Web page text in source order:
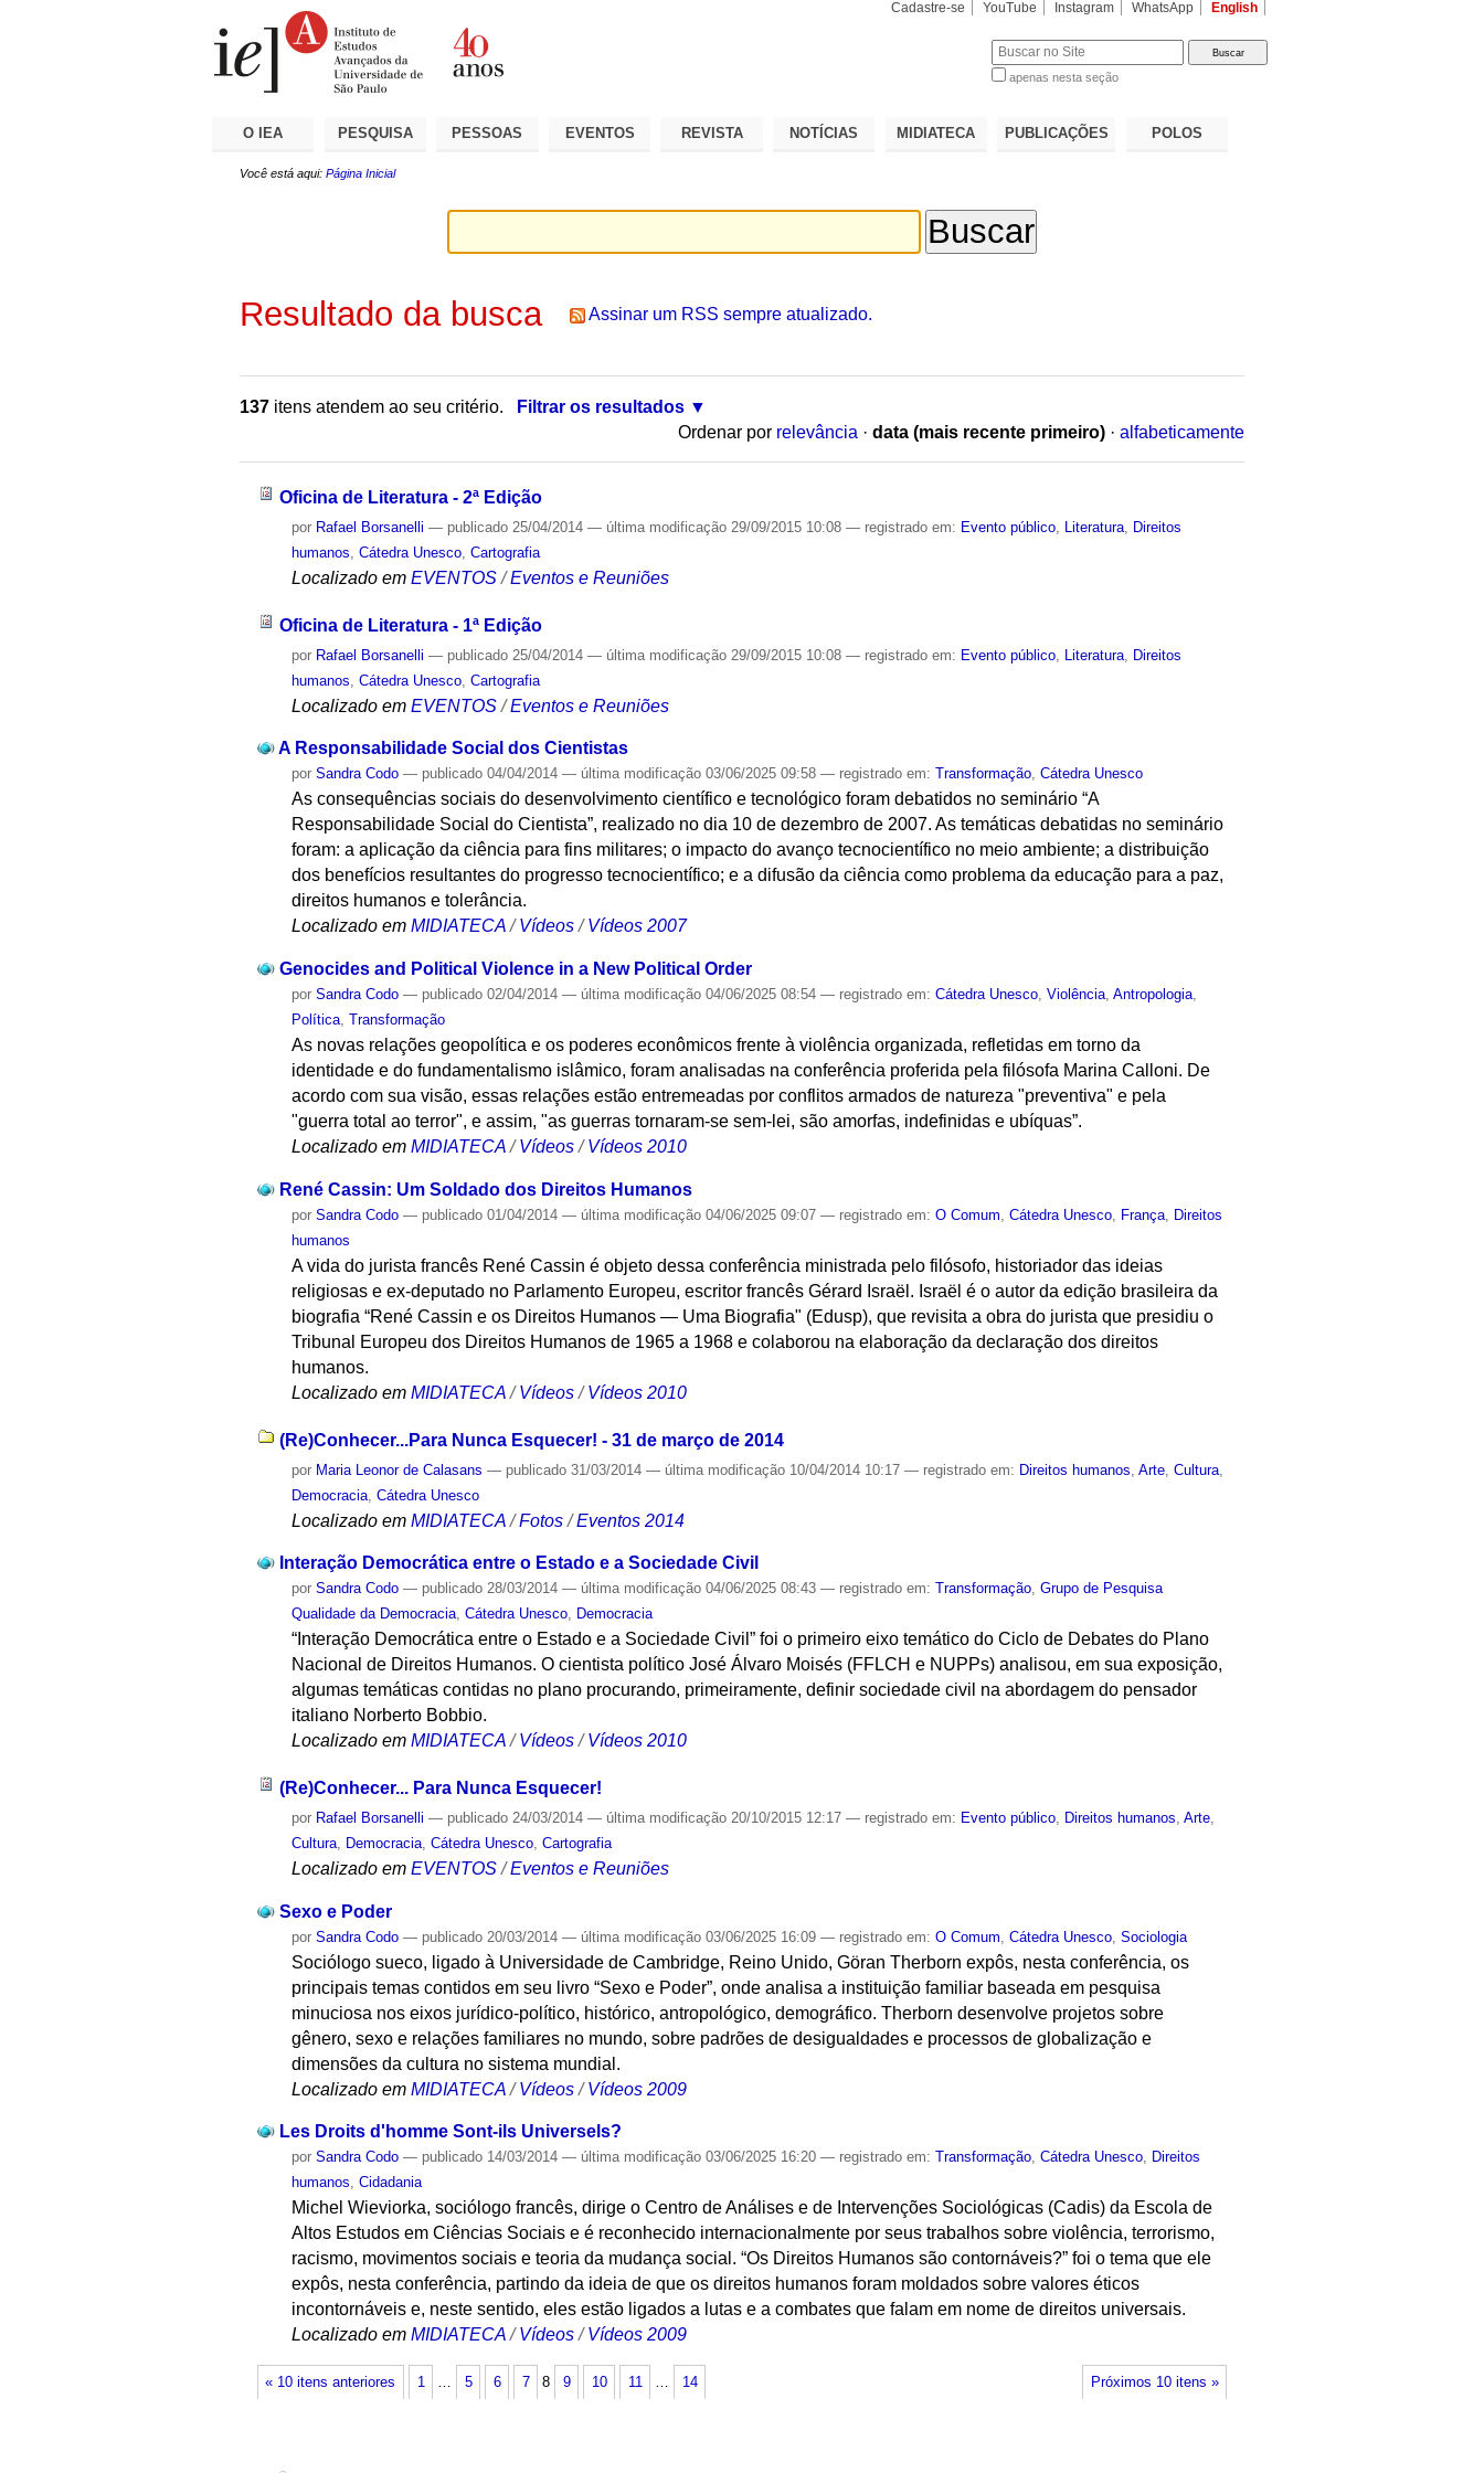
Cadastre-se YouTube Instagram WhatsApp English
apenas nesta seção
O IEA PESQUISA PESSOAS EVENTOS REVISTA NOTÍCIAS MIDIATECA PUBLICAÇÕES POLOS
Você está aqui: Página Inicial
Resultado da busca Assinar um RSS sempre atualizado.
137 itens atendem ao seu critério.
Filtrar os resultados
Ordenar por relevância · data (mais recente primeiro) · alfabeticamente
Oficina de Literatura - 2ª Edição
por Rafael Borsanelli — publicado 25/04/2014— última modificação 29/09/2015 10:08— registrado em: Evento público Literatura
Direitos
humanos ,Cátedra Unesco ,Cartografia
Localizado em EVENTOS /Eventos e Reuniões
Oficina de Literatura - 1ª Edição
por Rafael Borsanelli — publicado 25/04/2014— última modificação 29/09/2015 10:08— registrado em: Evento público Literatura Direitos
humanos ,Cátedra Unesco ,Cartografia
Localizado em EVENTOS /Eventos e Reuniões
A Responsabilidade Social dos Cientistas
porSandra Codo — publicado 04/04/2014— última modificação 03/06/2025 09:58— registrado em:Transformação,Cátedra Unesco
As consequências sociais do desenvolvimento científico e tecnológico foram debatidos no seminário “A
Responsabilidade Social do Cientista”, realizado no dia 10 de dezembro de 2007. As temáticas debatidas no seminário
foram: a aplicação da ciência para fins militares; o impacto do avanço tecnocientífico no meio ambiente; a distribuição
dos benefícios resultantes do progresso tecnocientífico; e a difusão da ciência como problema da educação para a paz,
direitos humanos e tolerância.
Localizado em MIDIATECA /Vídeos /Vídeos 2007
Genocides and Political Violence in a New Political Order
porSandra Codo — publicado 02/04/2014— última modificação 04/06/2025 08:54— registrado em:Cátedra Unesco,Violência,Antropologia,
Política,Transformação
As novas relações geopolítica e os poderes econômicos frente à violência organizada, refletidas em torno da
identidade e do fundamentalismo islâmico, foram analisadas na conferência proferida pela filósofa Marina Calloni. De
acordo com sua visão, essas relações estão entremeadas por conflitos armados de natureza "preventiva" e pela
"guerra total ao terror", e assim, "as guerras tornaram-se sem-lei, são amorfas, indefinidas e ubíquas”.
Localizado em MIDIATECA /Vídeos /Vídeos 2010
René Cassin: Um Soldado dos Direitos Humanos
porSandra Codo — publicado 01/04/2014— última modificação 04/06/2025 09:07— registrado em:O Comum ,Cátedra Unesco França
Direitos
humanos
A vida do jurista francês René Cassin é objeto dessa conferência ministrada pelo filósofo, historiador das ideias
religiosas e ex-deputado no Parlamento Europeu, escritor francês Gérard Israël. Israël é o autor da edição brasileira da
biografia “René Cassin e os Direitos Humanos — Uma Biografia" (Edusp), que revisita a obra do jurista que presidiu o
Tribunal Europeu dos Direitos Humanos de 1965 a 1968 e colaborou na elaboração da declaração dos direitos
humanos.
Localizado em MIDIATECA /Vídeos /Vídeos 2010
(Re)Conhecer...Para Nunca Esquecer! - 31 de março de 2014
por Maria Leonor de Calasans — publicado 31/03/2014— última modificação 10/04/2014 10:17— registrado em: Direitos humanos ,Arte ,Cultura
Democracia ,Cátedra Unesco
Localizado em MIDIATECA /Fotos /Eventos 2014
Interação Democrática entre o Estado e a Sociedade Civil
porSandra Codo — publicado 28/03/2014— última modificação 04/06/2025 08:43— registrado em:Transformação,Grupo de Pesquisa
Qualidade da Democracia,Cátedra Unesco, Democracia
“Interação Democrática entre o Estado e a Sociedade Civil” foi o primeiro eixo temático do Ciclo de Debates do Plano
Nacional de Direitos Humanos. O cientista político José Álvaro Moisés (FFLCH e NUPPs) analisou, em sua exposição,
algumas temáticas contidas no plano procurando, primeiramente, definir sociedade civil na abordagem do pensador
italiano Norberto Bobbio.
Localizado em MIDIATECA /Vídeos /Vídeos 2010
(Re)Conhecer... Para Nunca Esquecer!
por Rafael Borsanelli — publicado 24/03/2014— última modificação 20/10/2015 12:17— registrado em: Evento público Direitos humanos ,Arte
Cultura
Democracia ,Cátedra Unesco ,Cartografia
Localizado em EVENTOS /Eventos e Reuniões
Sexo e Poder
porSandra Codo — publicado 20/03/2014— última modificação 03/06/2025 16:09— registrado em:O Comum ,Cátedra Unesco ,Sociologia
Sociólogo sueco, ligado à Universidade de Cambridge, Reino Unido, Göran Therborn expôs, nesta conferência, os
principais temas contidos em seu livro “Sexo e Poder”, onde analisa a instituição familiar baseada em pesquisa
minuciosa nos eixos jurídico-político, histórico, antropológico, demográfico. Therborn desenvolve projetos sobre
gênero, sexo e relações familiares no mundo, sobre padrões de desigualdades e processos de globalização e
dimensões da cultura no sistema mundial.
Localizado em MIDIATECA /Vídeos /Vídeos 2009
Les Droits d'homme Sont-ils Universels?
porSandra Codo — publicado 14/03/2014— última modificação 03/06/2025 16:20— registrado em:Transformação,Cátedra Unesco, Direitos
humanos,Cidadania
Michel Wieviorka, sociólogo francês, dirige o Centro de Análises e de Intervenções Sociológicas (Cadis) da Escola de
Altos Estudos em Ciências Sociais e é reconhecido internacionalmente por seus trabalhos sobre violência, terrorismo,
racismo, movimentos sociais e teoria da mudança social. “Os Direitos Humanos são contornáveis?” foi o tema que ele
expôs, nesta conferência, partindo da ideia de que os direitos humanos foram moldados sobre valores éticos
incontornáveis e, neste sentido, eles estão ligados a lutas e a combates que falam em nome de direitos universais.
Localizado em MIDIATECA /Vídeos /Vídeos 2009
« 10 itens anteriores Próximos 10 itens »
1 5 6 7 8 9 10 11 14